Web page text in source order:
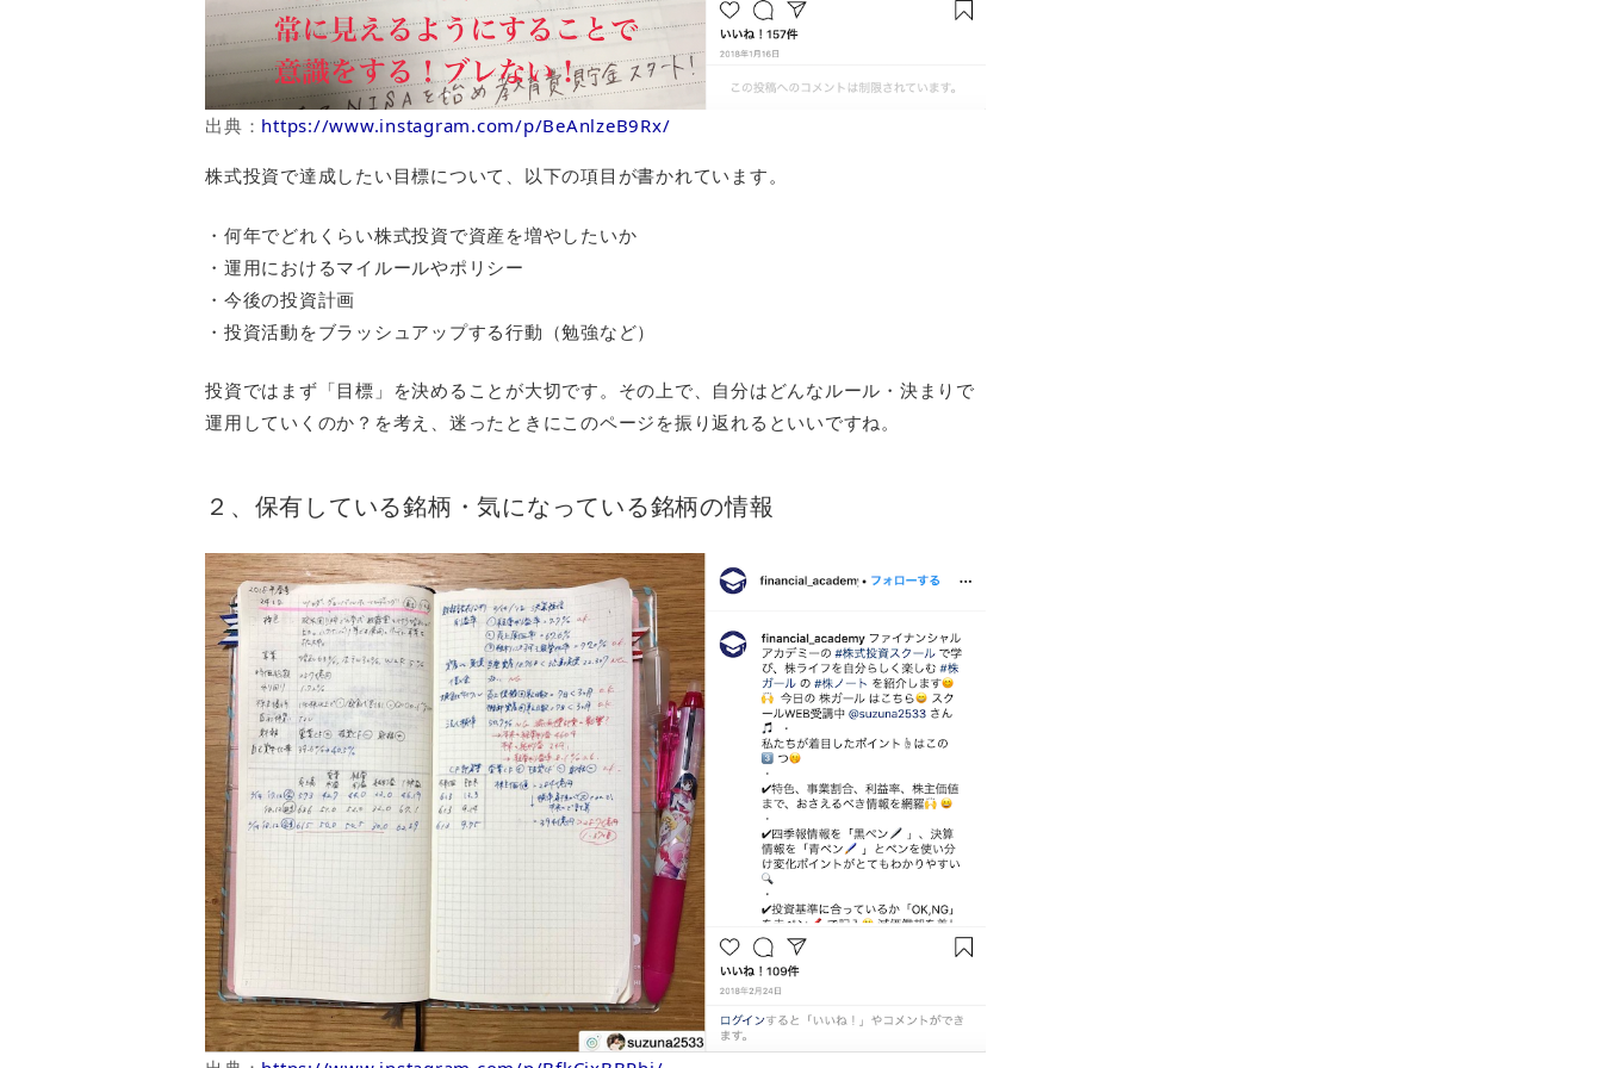
出典： https://www.instagram.com/p/BeAnlzeB9Rx/
株式投資で達成したい目標について、以下の項目が書かれています。
・何年でどれくらい株式投資で資産を増やしたいか
・運用におけるマイルールやポリシー
・今後の投資計画
・投資活動をブラッシュアップする行動（勉強など）
投資ではまず「目標」を決めることが大切です。その上で、自分はどんなルール・決まりで
運用していくのか？を考え、迷ったときにこのページを振り返れるといいですね。
２、保有している銘柄・気になっている銘柄の情報